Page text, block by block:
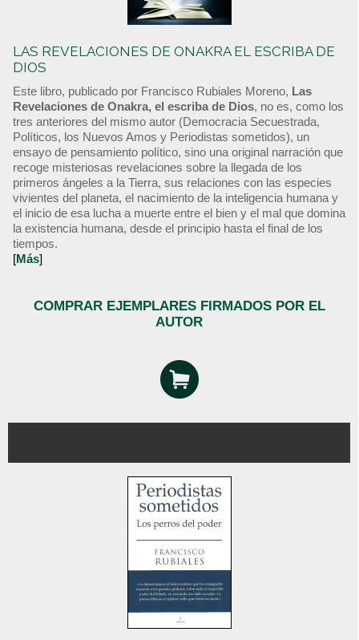
LAS REVELACIONES DE ONAKRA EL ESCRIBA DE
DIOS
Este libro, publicado por Francisco Rubiales Moreno, Las
Revelaciones de Onakra, el escriba de Dios, no es, como los
tres anteriores del mismo autor (Democracia Secuestrada,
Políticos, los Nuevos Amos y Periodistas sometidos), un
ensayo de pensamiento político, sino una original narración que
recoge misteriosas revelaciones sobre la llegada de los
primeros ángeles a la Tierra, sus relaciones con las especies
vivientes del planeta, el nacimiento de la inteligencia humana y
el inicio de esa lucha a muerte entre el bien y el mal que domina
la existencia humana, desde el principio hasta el final de los
tiempos.
[Más]
COMPRAR EJEMPLARES FIRMADOS POR EL
AUTOR